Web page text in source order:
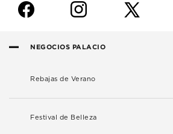
f i
NEGOCIOS PALACIO
Rebajas de Verano
Festival de Belleza